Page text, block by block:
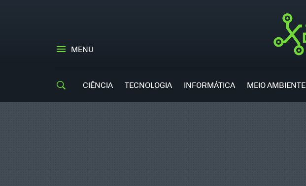
MENU
CIÊNCIA TECNOLOGIA INFORMÁTICA MEIO AMBIENTE